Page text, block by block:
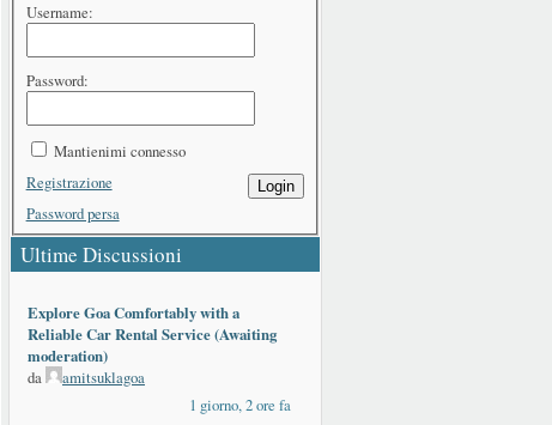
Username:
Password:
Mantienimi connesso
Login
Registrazione
Password persa
Ultime Discussioni
Explore Goa Comfortably with a
Reliable Car Rental Service (Awaiting
moderation)
da
amitsuklagoa
1 giorno, 2 ore fa